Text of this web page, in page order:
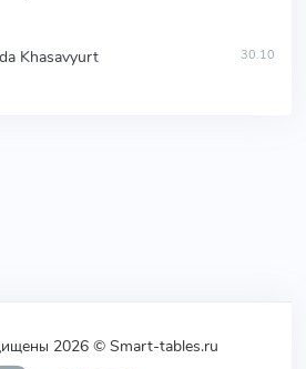
Khasavyurt 30.10
2026 © Smart-tables.ru